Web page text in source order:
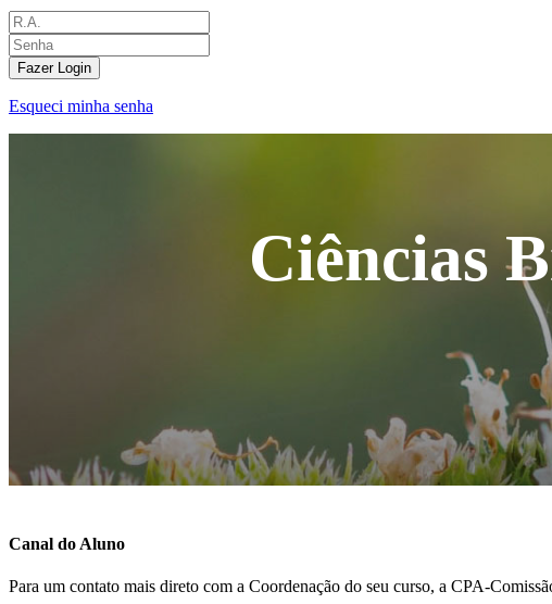
Fazer Login
Esqueci minha senha
Ciências
Canal do Aluno
Para um contato mais direto com a Coordenação do seu curso, a CPA-